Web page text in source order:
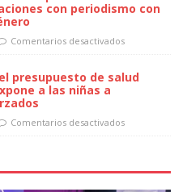
con periodismo con
Comentarios desactivados
presupuesto de salud
a las niñas a
Comentarios desactivados